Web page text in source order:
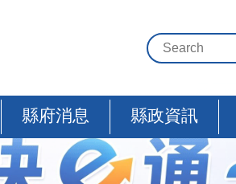
縣府消息 縣政資訊